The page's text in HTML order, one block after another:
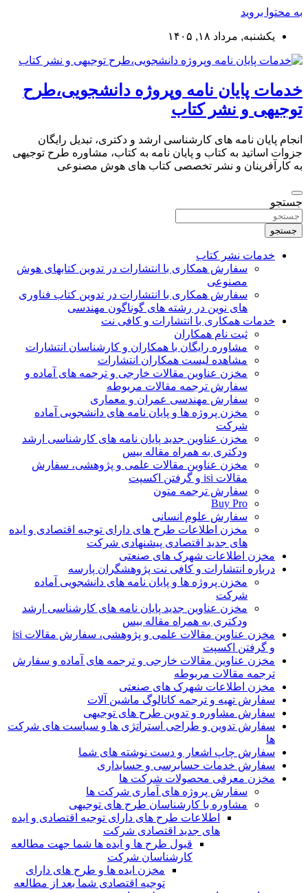
به محتوا بروید
یکشنبه, مرداد ۱۸, ۱۴۰۵
خدمات پایان نامه وپروژه دانشجویی،طرح
توجیهی و نشر کتاب
انجام پایان نامه های کارشناسی ارشد و دکتری، تبدیل رایگان
جزوات اساتید به کتاب و پایان نامه به کتاب، مشاوره طرح توجیهی
به کارآفرینان و نشر تخصصی کتاب های هوش مصنوعی
جستجو
جستجو
خدمات نشر کتاب
سفارش همکاری با انتشارات در تدوین کتابهای هوش
مصنوعی
سفارش همکاری با انتشارات در تدوین کتاب فناوری
های نوین در رشته های گوناگون مهندسی
خدمات همکاری با انتشارات و کافی نت
ثبت نام همکاران
مشاوره رایگان با همکاران و کارشناسان انتشارات
مشاهده لیست همکاران انتشارات
مخزن عناوین مقالات خارجی و ترجمه های آماده و
سفارش ترجمه مقالات مربوطه
سفارش مهندسی عمران و معماری
مخزن پروژه ها و پایان نامه های دانشجویی آماده
شرکت
مخزن عناوین جدید پایان نامه های کارشناسی ارشد
ودکتری به همراه مقاله بیس
مخزن عناوین مقالات علمی و پژوهشی، سفارش
مقالات isi و گرفتن اکسپت
سفارش ترجمه متون
Buy Pro
سفارش علوم انسانی
مخزن اطلاعات طرح های دارای توجیه اقتصادی و ایده
های جدید اقتصادی پیشنهادی شرکت
مخزن اطلاعات شهرک های صنعتی
درباره انتشارات و کافی نت پژوهشگران پارسه
مخزن پروژه ها و پایان نامه های دانشجویی آماده
شرکت
مخزن عناوین جدید پایان نامه های کارشناسی ارشد
ودکتری به همراه مقاله بیس
مخزن عناوین مقالات علمی و پژوهشی، سفارش مقالات isi
و گرفتن اکسپت
مخزن عناوین مقالات خارجی و ترجمه های آماده و سفارش
ترجمه مقالات مربوطه
مخزن اطلاعات شهرک های صنعتی
سفارش تهیه و ترجمه کاتالوگ ماشین آلات
سفارش مشاوره و تدوین طرح های توجیهی
سفارش تدوین و طراحی استراتژی ها و سیاست های شرکت
ها
سفارش چاپ اشعار و دست نوشته های شما
سفارش خدمات حسابرسی و حسابداری
مخزن معرفی محصولات شرکت ها
سفارش پروژه های آماری شرکت ها
مشاوره با کارشناسان طرح های توجیهی
اطلاعات طرح های دارای توجیه اقتصادی و ایده
های جدید اقتصادی شرکت
قبول طرح ها و ایده ها شما جهت مطالعه
کارشناسان شرکت
مخزن ایده ها و طرح های دارای
توجیه اقتصادی شما بعد از مطالعه